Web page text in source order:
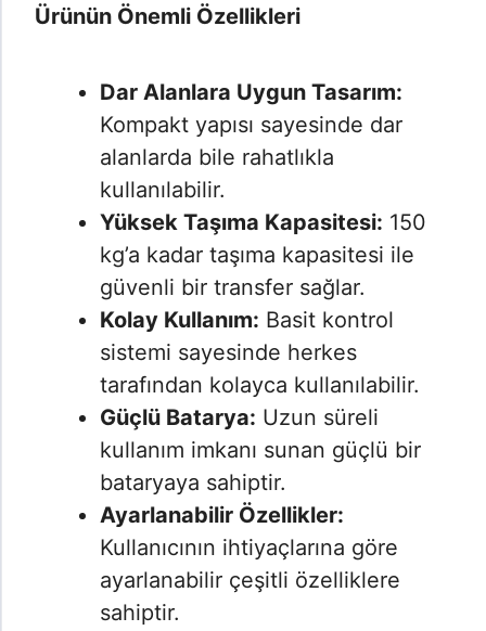
Ürünün Önemli Özellikleri
Dar Alanlara Uygun Tasarım:
Kompakt yapısı sayesinde dar
alanlarda bile rahatlıkla
kullanılabilir.
Yüksek Taşıma Kapasitesi: 150
kg’a kadar taşıma kapasitesi ile
güvenli bir transfer sağlar.
Kolay Kullanım: Basit kontrol
sistemi sayesinde herkes
tarafından kolayca kullanılabilir.
Güçlü Batarya: Uzun süreli
kullanım imkanı sunan güçlü bir
bataryaya sahiptir.
Ayarlanabilir Özellikler:
Kullanıcının ihtiyaçlarına göre
ayarlanabilir çeşitli özelliklere
sahiptir.